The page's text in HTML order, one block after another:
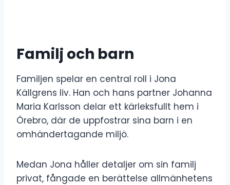
Familj och barn
Familjen spelar en central roll i Jona
Källgrens liv. Han och hans partner Johanna
Maria Karlsson delar ett kärleksfullt hem i
Örebro, där de uppfostrar sina barn i en
omhändertagande miljö.
Medan Jona håller detaljer om sin familj
privat, fångade en berättelse allmänhetens